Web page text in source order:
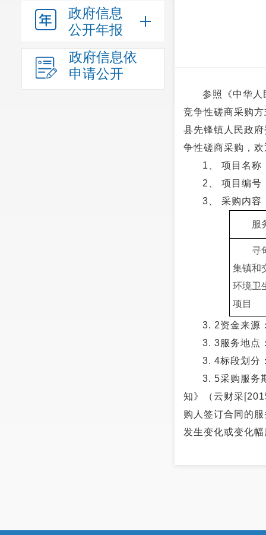
政府信息
公开年报
政府信息依
申请公开
参照《中华人
竞争性磋商采购
县先锋镇人民政
争性磋商采购，
1、 项目名称
2、 项目编号
3、 采购内容
服
寻
集镇和
环境卫
项目
3. 2资金来源
3. 3服务地点
3. 4标段划分
3. 5采购服务
知》（云财采
购人签订合同的
发生变化或变化